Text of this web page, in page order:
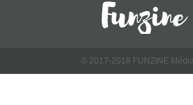
© 2017-2018 FUNZINE